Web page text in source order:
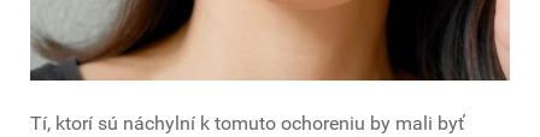
Tí, ktorí sú náchylní k tomuto ochoreniu by mali byť